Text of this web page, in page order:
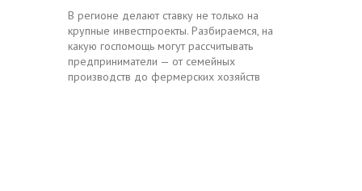
В регионе делают ставку не только на
крупные инвестпроекты. Разбираемся, на
какую госпомощь могут рассчитывать
предприниматели — от семейных
производств до фермерских хозяйств